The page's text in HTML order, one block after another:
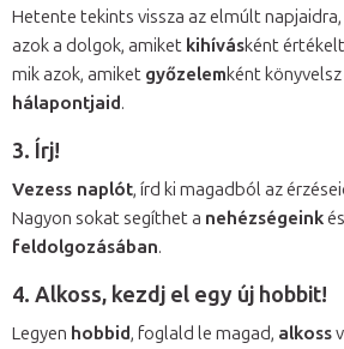
Hetente tekints vissza az elmúlt
azok a dolgok, amiket kihívásként
mik azok, amiket győzelemként könyvelsz
hálapontjaid.
3. Írj!
Vezess naplót, írd ki magadból az
Nagyon sokat segíthet a nehézségeink
feldolgozásában.
4. Alkoss, kezdj el egy új hobbit!
Legyen hobbid, foglald le magad, alkoss